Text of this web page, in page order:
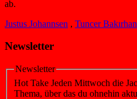
ab.
Justus Johannsen , Tuncer Bakırhan
Newsletter
Newsletter
Hot Take Jeden Mittwoch die
Thema, über das du ohnehin